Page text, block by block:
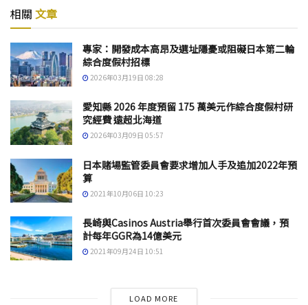
相關 文章
專家：開發成本高昂及選址隱憂或阻礙日本第二輪
綜合度假村招標
2026年03月19日 08:28
愛知縣 2026 年度預留 175 萬美元作綜合度假村研
究經費 遠超北海道
2026年03月09日 05:57
日本賭場監管委員會要求增加人手及追加2022年預
算
2021年10月06日 10:23
長崎與Casinos Austria舉行首次委員會會議，預
計每年GGR為14億美元
2021年09月24日 10:51
LOAD MORE